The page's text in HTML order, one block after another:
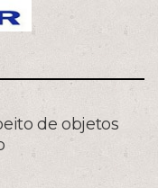
de objetos